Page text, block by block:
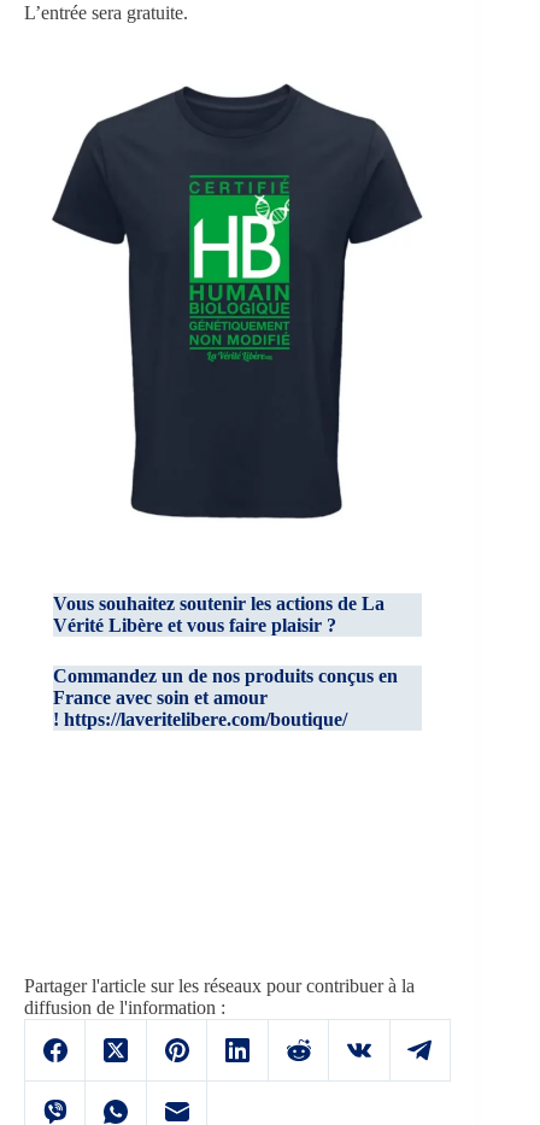
L’entrée sera gratuite.
Vous souhaitez soutenir les actions de La
Vérité Libère et vous faire plaisir ?
Commandez un de nos produits conçus en
France avec soin et amour
! https://laveritelibere.com/boutique/
Partager l'article sur les réseaux pour contribuer à la
diffusion de l'information :